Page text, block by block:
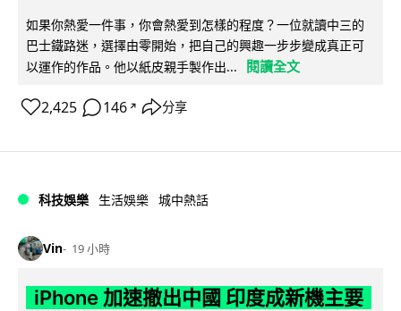
如果你熱愛一件事，你會熱愛到怎樣的程度？一位就讀中三的
巴士鐵路迷，選擇由零開始，把自己的興趣一步步變成真正可
以運作的作品。他以紙皮親手製作出...
閱讀全文
2,425 146 ↗ 分享
科技娛樂 生活娛樂 城中熱話
Vin 19 小時
iPhone 加速撤出中國 印度成新機主要